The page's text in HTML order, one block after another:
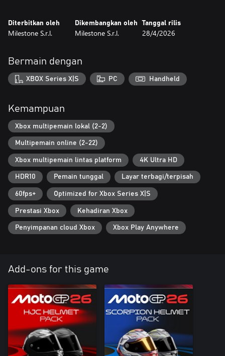
konferensi pers yang menentukan masa depanmu.
Pernyataanmu kepada media memengaruhi tantangan
ceritamu.
Latihan dan Eksperimen
Berlatihlah lewat disiplin Motard, Flat Track, dan Minibike, atau
jajal sirkuit dengan Motor Produksi, model yang hadir dalam
event single-brand dengan fisika khusus.
Balapan Bersama
Bersaing online dengan crossplay penuh* dan balapan dalam grid
lengkap hingga 22 pembalap di lobi online baru. Sesuaikan
tampilanmu dengan editor grafis tingkat lanjut dan bagikan
kreasimu!
*Platform Nintendo tidak termasuk
Diterbitkan oleh
Milestone S.r.l.
Dikembangkan oleh
Milestone S.r.l.
Tanggal rilis
28/4/2026
Bermain dengan
XBOX Series X|S PC Handheld
Kemampuan
Xbox multipemain lokal (2-2)
Multipemain online (2-22)
Xbox multipemain lintas platform 4K Ultra HD
HDR10 Pemain tunggal Layar terbagi/terpisah
60fps+ Optimized for Xbox Series X|S
Prestasi Xbox Kehadiran Xbox
Penyimpanan cloud Xbox Xbox Play Anywhere
Add-ons for this game